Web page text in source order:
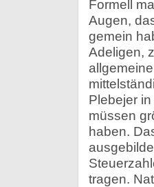
Formell
Augen,
gemein
Adeligen,
Plebejer
müssen
haben.
tragen.